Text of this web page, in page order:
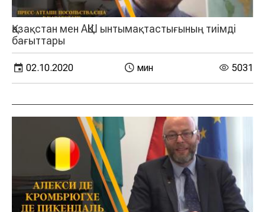
Қазақстан мен АҚШ ынтымақтастығының тиімді
бағыттары
02.10.2020 мин 5031